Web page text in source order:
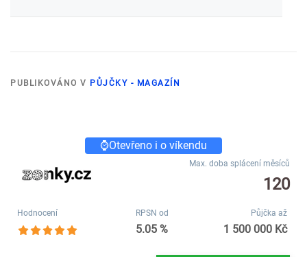
PUBLIKOVÁNO V PŮJČKY - MAGAZÍN
⌚Otevřeno i o víkendu
Max. doba splácení měsíců
120
Hodnocení RPSN od
5.05 %
Půjčka až
1 500 000 Kč